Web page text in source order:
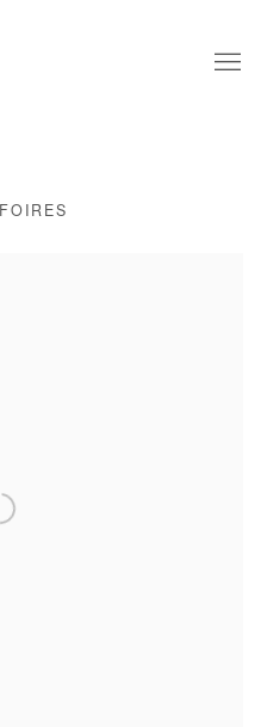
FOIRES